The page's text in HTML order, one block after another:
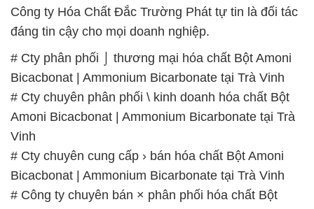
Công ty Hóa Chất Đắc Trường Phát tự tin là đối tác
đáng tin cậy cho mọi doanh nghiệp.
# Cty phân phối ⌡ thương mại hóa chất Bột Amoni
Bicacbonat | Ammonium Bicarbonate tại Trà Vinh
# Cty chuyên phân phối \ kinh doanh hóa chất Bột
Amoni Bicacbonat | Ammonium Bicarbonate tại Trà
Vinh
# Cty chuyên cung cấp › bán hóa chất Bột Amoni
Bicacbonat | Ammonium Bicarbonate tại Trà Vinh
# Công ty chuyên bán × phân phối hóa chất Bột